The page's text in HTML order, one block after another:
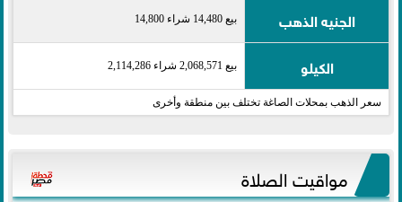
الجنيه الذهب بيع 14,480 شراء 14,800
الكيلو بيع 2,068,571 شراء 2,114,286
سعر الذهب بمحلات الصاغة تختلف بين منطقة وأخرى
مواقيت الصلاة